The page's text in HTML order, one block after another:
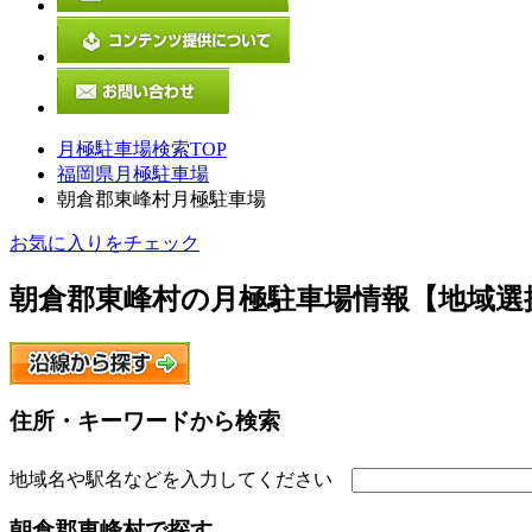
月極駐車場検索TOP
福岡県月極駐車場
朝倉郡東峰村月極駐車場
お気に入りをチェック
朝倉郡東峰村の月極駐車場情報【地域選
住所・キーワードから検索
地域名や駅名などを入力してください